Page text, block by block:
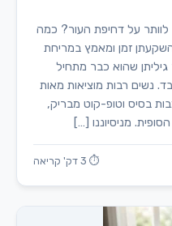
על דחיפת העור? כמה
זמן ומאמץ במריחת
שהוא כבר מתחיל
נשים רבות מוציאות מאות
בסיס וטופ-קוט מבריק,
מניסיוננו […]
⏱ 3 דק' קריאה